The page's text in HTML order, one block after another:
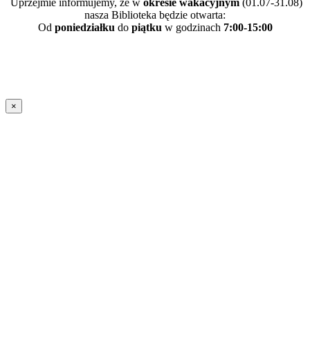
Uprzejmie informujemy, że w okresie wakacyjnym (01.07-31.08)
nasza Biblioteka będzie otwarta:
Od poniedziałku do piątku w godzinach 7:00-15:00
×